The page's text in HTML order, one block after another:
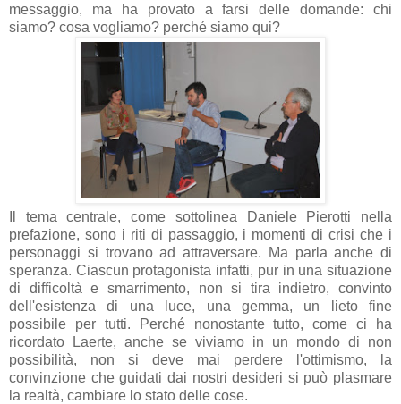
messaggio, ma ha provato a farsi delle domande: chi
siamo? cosa vogliamo? perché siamo qui?
Il tema centrale, come sottolinea Daniele Pierotti nella
prefazione, sono i riti di passaggio, i momenti di crisi che i
personaggi si trovano ad attraversare. Ma parla anche di
speranza. Ciascun protagonista infatti, pur in una situazione
di difficoltà e smarrimento, non si tira indietro, convinto
dell'esistenza di una luce, una gemma, un lieto fine
possibile per tutti. Perché nonostante tutto, come ci ha
ricordato Laerte, anche se viviamo in un mondo di non
possibilità, non si deve mai perdere l'ottimismo, la
convinzione che guidati dai nostri desideri si può plasmare
la realtà, cambiare lo stato delle cose.